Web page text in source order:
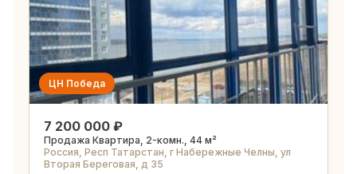
ЦН Победа
7 200 000 ₽
Продажа Квартира, 2-комн., 44 м²
Россия, Респ Татарстан, г Набережные Челны, ул
Вторая Береговая, д 35